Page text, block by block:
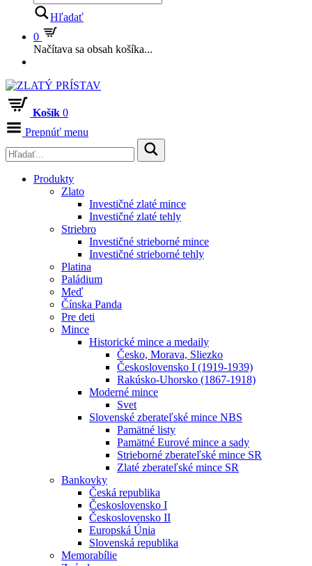
Hľadať
0
Načítava sa obsah košíka...
Košík 0
Prepnúť menu
Produkty
Zlato
Investičné zlaté mince
Investičné zlaté tehly
Striebro
Investičné strieborné mince
Investičné strieborné tehly
Platina
Paládium
Meď
Čínska Panda
Pre deti
Mince
Historické mince a medaily
Česko, Morava, Sliezko
Československo I (1919-1939)
Rakúsko-Uhorsko (1867-1918)
Moderné mince
Svet
Slovenské zberateľské mince NBS
Pamätné listy
Pamätné Eurové mince a sady
Strieborné zberateľské mince SR
Zlaté zberateľské mince SR
Bankovky
Česká republika
Československo I
Československo II
Europská Únia
Slovenská republika
Memorabílie